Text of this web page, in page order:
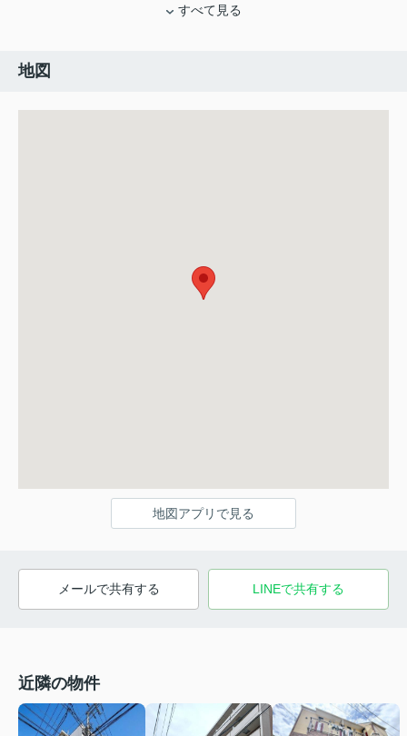
すべて見る
地図
地図アプリで見る
メールで共有する LINEで共有する
近隣の物件